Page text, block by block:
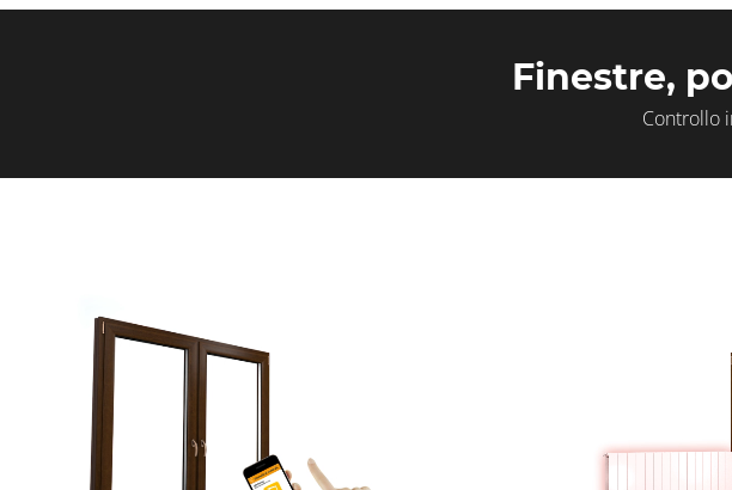
Finestre,
Controllo